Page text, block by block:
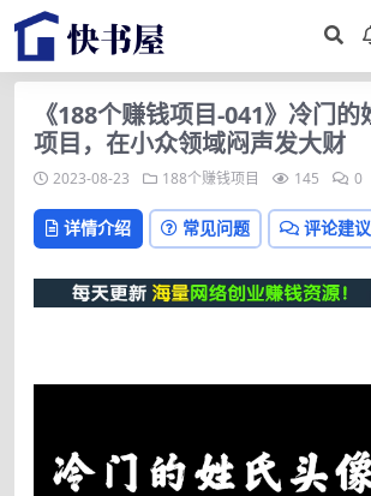
《188个赚钱项目-041》冷门
项目，在小众领域闷声发大财
2023-08-23 188个赚钱项目 145 0
详情介绍 常见问题 评论建议